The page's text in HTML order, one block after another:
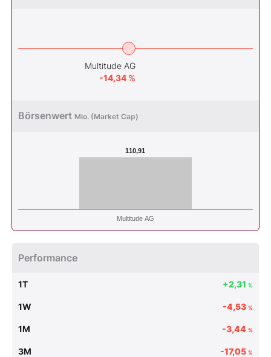
Multitude AG
-14,34 %
Börsenwert Mio. (Market Cap)
110,91
Multitude AG
Performance
1T +2,31 %
1W -4,53 %
1M -3,44 %
3M -17,05 %